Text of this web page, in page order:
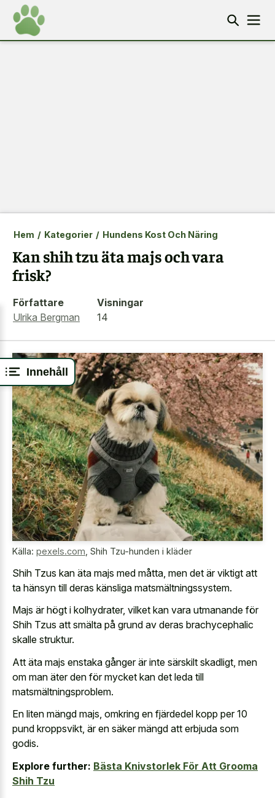
Innehåll
Hem / Kategorier / Hundens Kost Och Näring
Kan shih tzu äta majs och vara
frisk?
Författare
Ulrika Bergman
Visningar
14
Källa: pexels.com Shih Tzu-hunden i kläder
Shih Tzus kan äta majs med måtta, men det är viktigt att
ta hänsyn till deras känsliga matsmältningssystem.
Majs är högt i kolhydrater, vilket kan vara utmanande för
Shih Tzus att smälta på grund av deras brachycephalic
skalle struktur.
Att äta majs enstaka gånger är inte särskilt skadligt, men
om man äter den för mycket kan det leda till
matsmältningsproblem.
En liten mängd majs, omkring en fjärdedel kopp per 10
pund kroppsvikt, är en säker mängd att erbjuda som
godis.
Explore further: Bästa Knivstorlek För Att Grooma
Shih Tzu